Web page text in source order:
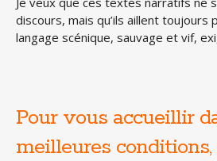
discours, mais qu’ils aillent toujours
langage scénique, sauvage et vif,
Pour vous accueillir
meilleures